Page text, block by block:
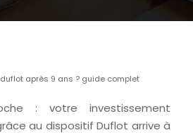
après 9 ans ? guide complet
: votre investissement
au dispositif Duflot arrive à